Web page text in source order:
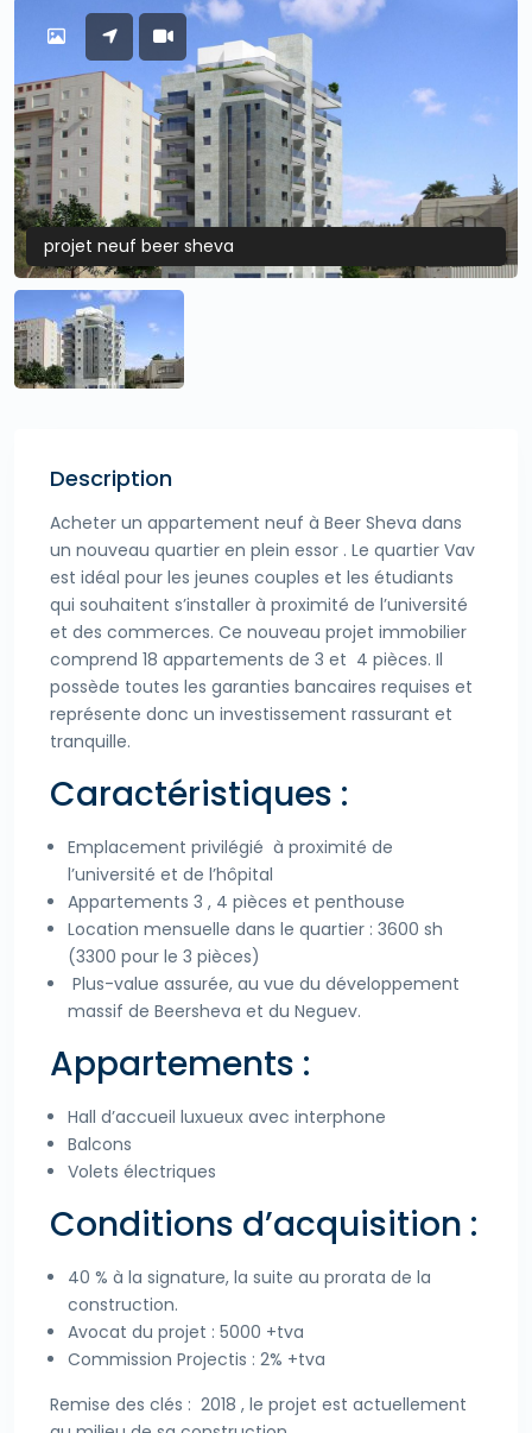
projet neuf beer sheva
Description
Acheter un appartement neuf à Beer Sheva dans
un nouveau quartier en plein essor . Le quartier Vav
est idéal pour les jeunes couples et les étudiants
qui souhaitent s’installer à proximité de l’université
et des commerces. Ce nouveau projet immobilier
comprend 18 appartements de 3 et 4 pièces. Il
possède toutes les garanties bancaires requises et
représente donc un investissement rassurant et
tranquille.
Caractéristiques :
Emplacement privilégié à proximité de
l’université et de l’hôpital
Appartements 3 , 4 pièces et penthouse
Location mensuelle dans le quartier : 3600 sh
(3300 pour le 3 pièces)
Plus-value assurée, au vue du développement
massif de Beersheva et du Neguev.
Appartements :
Hall d’accueil luxueux avec interphone
Balcons
Volets électriques
Conditions d’acquisition :
40 % à la signature, la suite au prorata de la
construction.
Avocat du projet : 5000 +tva
Commission Projectis : 2% +tva
Remise des clés : 2018 , le projet est actuellement